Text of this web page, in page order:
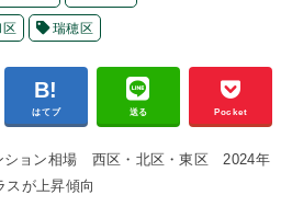
区 瑞穂区
はてブ 送る Pocket
ション相場 西区・北区・東区 2024年
が上昇傾向